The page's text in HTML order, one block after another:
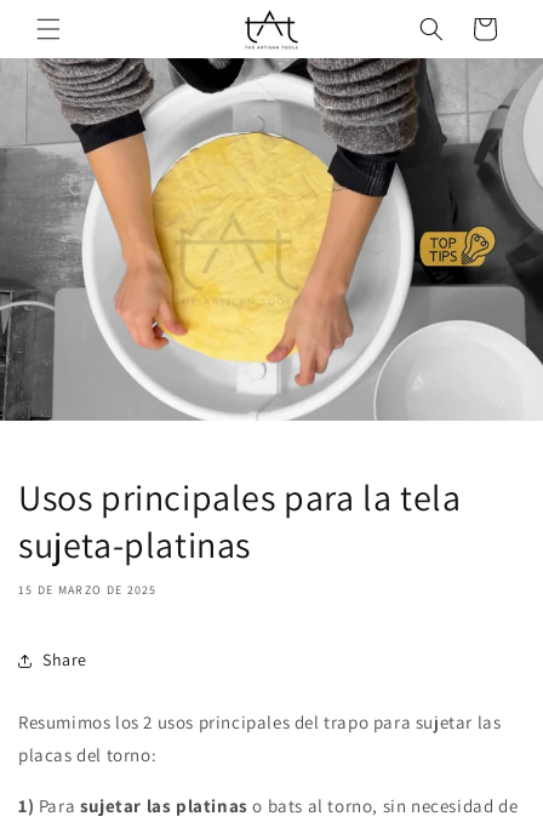
directamente
Carrito
Usos principales para la tela
sujeta-platinas
15 DE MARZO DE 2025
Share
Resumimos los 2 usos principales del trapo para sujetar las
placas del torno:
1) Para sujetar las platinas o bats al torno, sin necesidad de